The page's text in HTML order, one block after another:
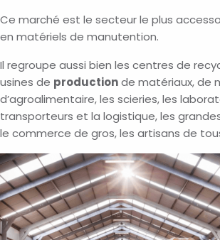
Ce marché est le secteur le plus
en matériels de manutention.
Il regroupe aussi bien les centres de
usines de productionde matériaux, de
d’agroalimentaire, les scieries, les
transporteurs et la logistique, les
le commerce de gros, les artisans de